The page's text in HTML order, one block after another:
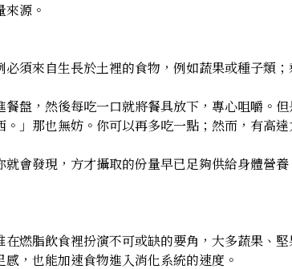
源。
須來自生長於土裡的食物，例如蔬果或種子類
盤，然後每吃一口就將餐具放下，專心咀嚼。但
」那也無妨。你可以再多吃一點；然而，有高
會發現，方才攝取的份量早已足夠供給身體營
燃脂飲食裡扮演不可或缺的要角，大多蔬果、
，也能加速食物進入消化系統的速度。